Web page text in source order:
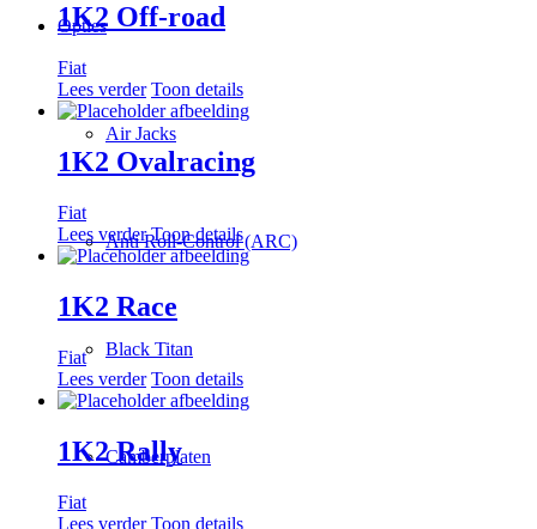
Opties
Air Jacks
Anti Roll-Control (ARC)
Black Titan
Camberplaten
1K2 Off-road
Fiat
Lees verder Toon details
1K2 Ovalracing
Fiat
Lees verder Toon details
1K2 Race
Fiat
Lees verder Toon details
1K2 Rally
Fiat
Lees verder Toon details